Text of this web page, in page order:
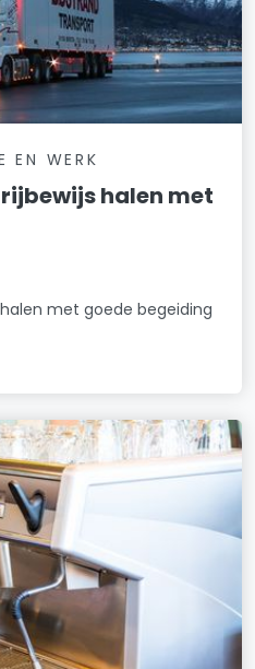
EN WERK
halen met
met goede begeiding